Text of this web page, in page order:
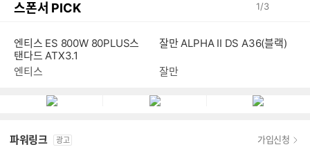
스폰서 PICK 1/3
엔티스 ES 800W 80PLUS스
탠다드 ATX3.1
엔티스
잘만 ALPHA II DS A36(블랙)
잘만
파워링크 광고 가입신청